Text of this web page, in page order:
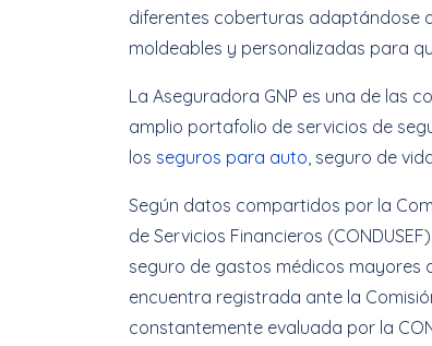
diferentes coberturas adaptándose
moldeables y personalizadas para
La Aseguradora GNP es una de las
amplio portafolio de servicios de
los seguros para auto, seguro de
Según datos compartidos por la
de Servicios Financieros
seguro de gastos médicos mayores
encuentra registrada ante la
constantemente evaluada por la